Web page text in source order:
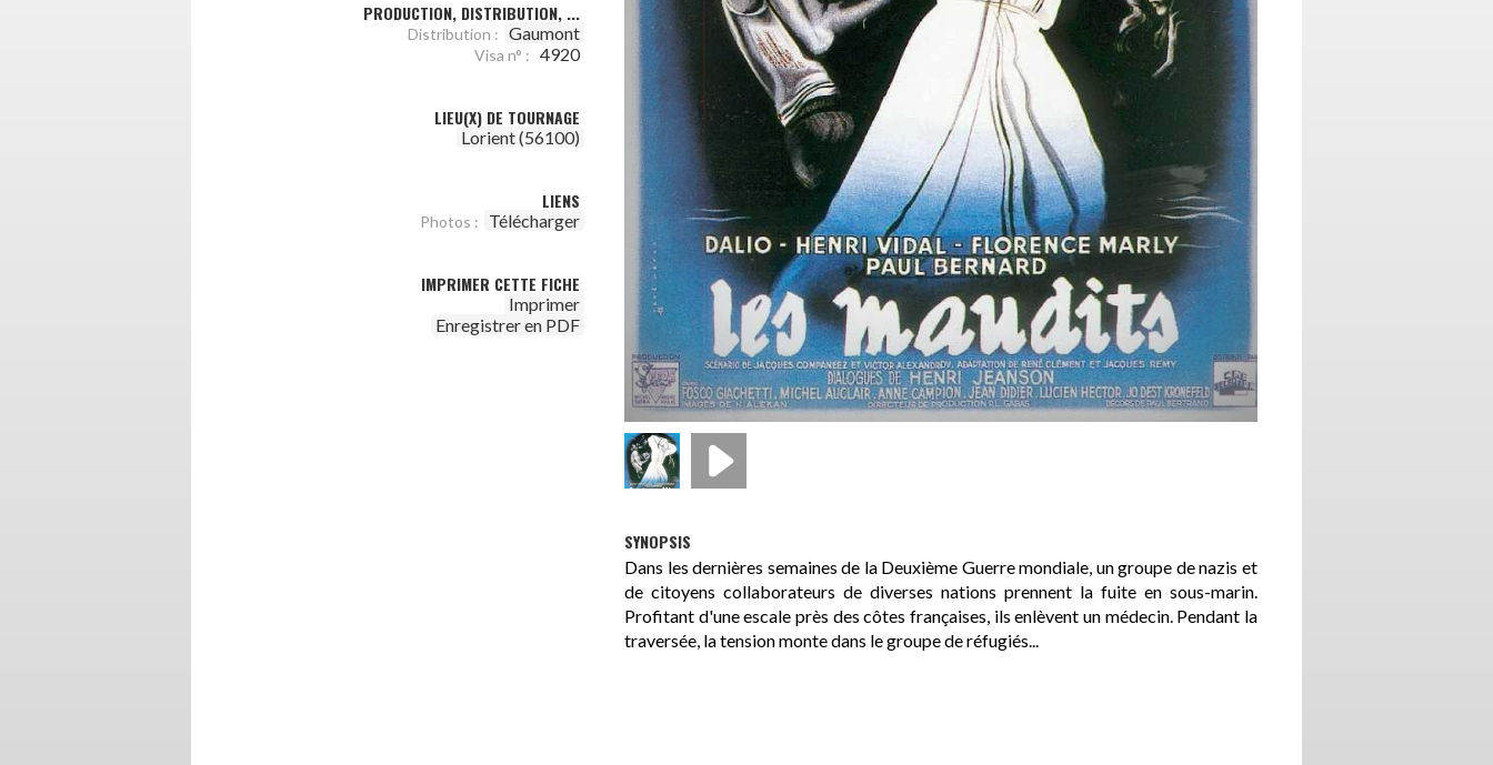
PRODUCTION, DISTRIBUTION, ...
Distribution : Gaumont
Visa n° : 4920
LIEU(X) DE TOURNAGE
Lorient (56100)
LIENS
Photos : Télécharger
IMPRIMER CETTE FICHE
Imprimer
Enregistrer en PDF
SYNOPSIS
Dans les dernières semaines de la Deuxième Guerre mondiale, un groupe de nazis et
de citoyens collaborateurs de diverses nations prennent la fuite en sous-marin.
Profitant d'une escale près des côtes françaises, ils enlèvent un médecin. Pendant la
traversée, la tension monte dans le groupe de réfugiés...